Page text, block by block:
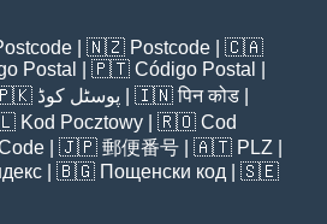
| 🇳🇿 Postcode | 🇨🇦
Postal | 🇵🇹 Código Postal
🇵🇰 پوسٹل کوڈ | 🇮🇳पिन कोड
Kod Pocztowy | 🇷🇴 Cod
| 🇯🇵 郵便番号 | 🇦🇹 PLZ
| 🇧🇬 Пощенски код | 🇸🇪